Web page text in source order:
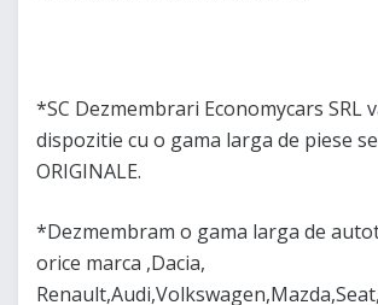
*SC Dezmembrari Economycars SRL
dispozitie cu o gama larga de piese
ORIGINALE.
*Dezmembram o gama larga de
orice marca ,Dacia,